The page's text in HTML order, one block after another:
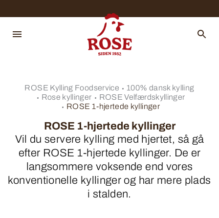
ROSE Kylling Foodservice
100% dansk kylling
Rose kyllinger
ROSE Velfærdskyllinger
ROSE 1-hjertede kyllinger
ROSE 1-hjertede kyllinger
Vil du servere kylling med hjertet, så gå
efter ROSE 1-hjertede kyllinger. De er
langsommere voksende end vores
konventionelle kyllinger og har mere plads
i stalden.